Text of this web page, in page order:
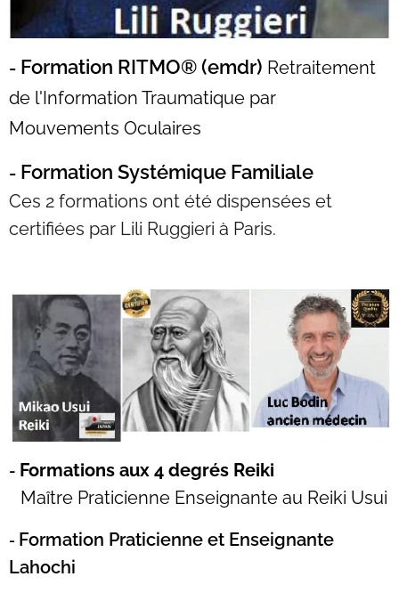
- Formation RITMO® (emdr) Retraitement
de l'Information Traumatique par
Mouvements Oculaires
- Formation Systémique Familiale
Ces 2 formations ont été dispensées et
certifiées par Lili Ruggieri à Paris.
- Formations aux 4 degrés Reiki
Maître Praticienne Enseignante au Reiki Usui
- Formation Praticienne et Enseignante
Lahochi